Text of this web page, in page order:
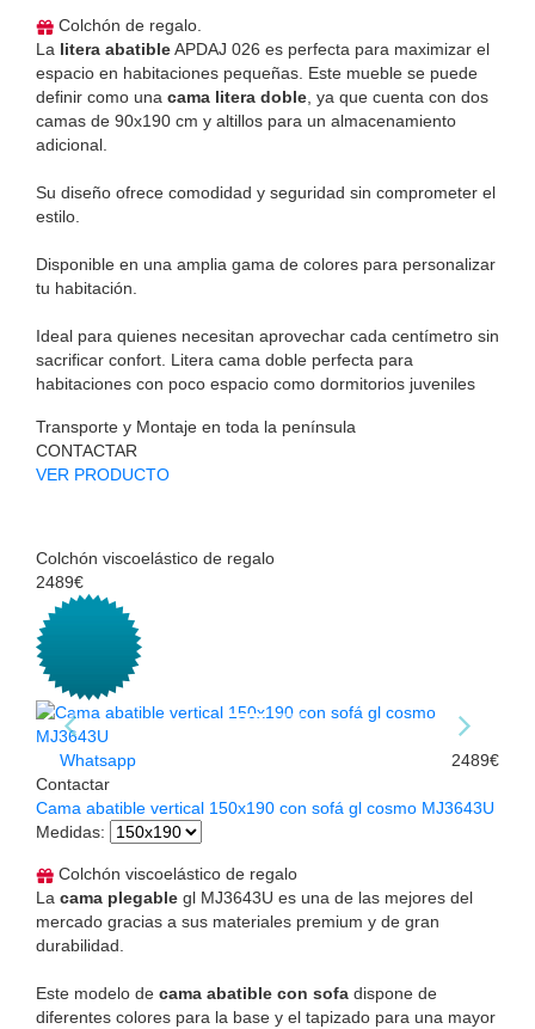
Colchón de regalo.
La litera abatibleAPDAJ 026 es perfecta para maximizar el
espacio en habitaciones pequeñas. Este mueble se puede
definir como una cama litera doble, ya que cuenta con dos
camas de 90x190 cm y altillos para un almacenamiento
adicional.
Su diseño ofrece comodidad y seguridad sin comprometer el
estilo.
Disponible en una amplia gama de colores para personalizar
tu habitación.
Ideal para quienes necesitan aprovechar cada centímetro sin
sacrificar confort. Litera cama doble perfecta para
habitaciones con poco espacio como dormitorios juveniles
Transporte y Montaje en toda la península
CONTACTAR
VER PRODUCTO
Colchón viscoelástico de regalo
2489€
Whatsapp
Contactar
2489€
Cama abatible vertical 150x190 con sofá gl cosmo MJ3643U
Medidas:
Colchón viscoelástico de regalo
La cama plegable gl MJ3643U es una de las mejores del
mercado gracias a sus materiales premium y de gran
durabilidad.
Este modelo de cama abatible con sofa dispone de
diferentes colores para la base y el tapizado para una mayor